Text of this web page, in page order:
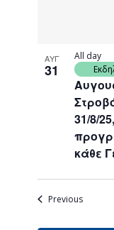
ΑΥΓ
31
31/8/
κάθε
All day
PreviousEvents